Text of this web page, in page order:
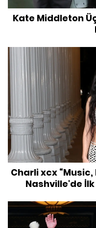
Kate Middleton
Charli xcx
Nashville'de